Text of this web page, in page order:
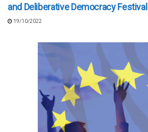
and Deliberative Democracy Festival
19/10/2022